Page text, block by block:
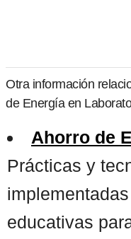
Otra información
de Energía en
Ahorro de
Prácticas y
educativas